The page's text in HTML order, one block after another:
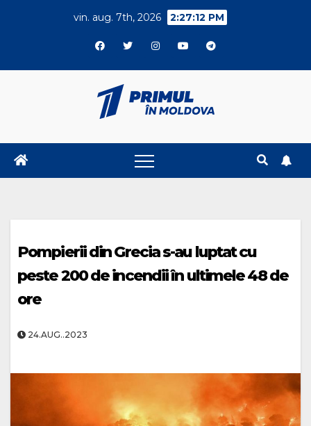
vin. aug. 7th, 2026 2:27:12 PM
Pompierii din Grecia s-au luptat cu
peste 200 de incendii în ultimele 48 de
ore
24.AUG..2023